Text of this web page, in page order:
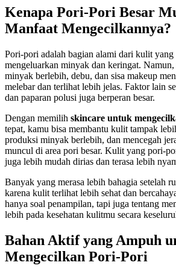
Kenapa Pori-Pori Besar
Manfaat Mengecilkannya?
Pori-pori adalah bagian alami dari kulit yang
mengeluarkan minyak dan keringat.
minyak berlebih, debu, dan sisa makeup
melebar dan terlihat lebih jelas. Faktor lain
dan paparan polusi juga berperan besar.
Dengan memilih skincare untuk
tepat, kamu bisa membantu kulit tampak
produksi minyak berlebih, dan mencegah
muncul di area pori besar. Kulit yang pori-
juga lebih mudah dirias dan terasa lebih
Banyak yang merasa lebih bahagia setelah
karena kulit terlihat lebih sehat dan
hanya soal penampilan, tapi juga tentang
lebih pada kesehatan kulitmu secara
Bahan Aktif yang Ampuh
Mengecilkan Pori-Pori